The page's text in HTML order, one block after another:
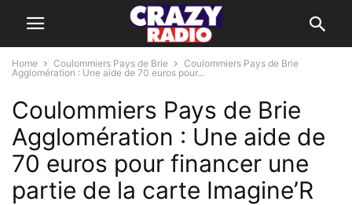
Home Coulommiers Pays de Brie
Coulommiers Pays de Brie
Agglomération : Une aide de 70 euros pour...
Coulommiers Pays de Brie
Agglomération : Une aide de
70 euros pour financer une
partie de la carte Imagine’R